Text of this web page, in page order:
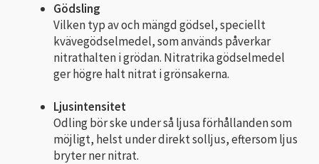
Gödsling
Vilken typ av och mängd gödsel, speciellt
kvävegödselmedel, som används påverkar
nitrathalten i grödan. Nitratrika gödselmedel
ger högre halt nitrat i grönsakerna.
Ljusintensitet
Odling bör ske under så ljusa förhållanden som
möjligt, helst under direkt solljus, eftersom ljus
bryter ner nitrat.